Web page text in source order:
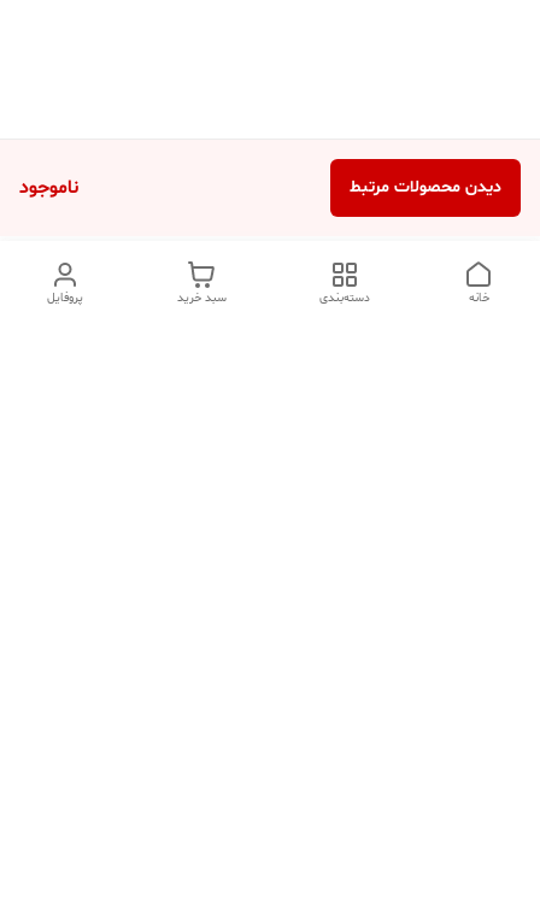
ناموجود دیدن محصولات مرتبط
پروفایل سبد خرید دسته‌بندی خانه